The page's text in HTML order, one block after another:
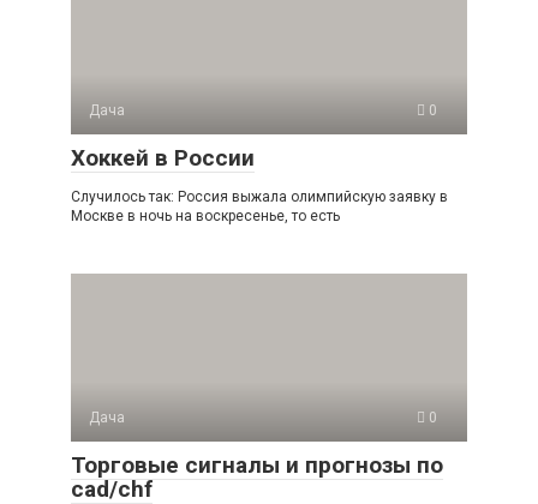
Дача 0
Хоккей в России
Случилось так: Россия выжала олимпийскую заявку в
Москве в ночь на воскресенье, то есть
Дача 0
Торговые сигналы и прогнозы по
cad/chf